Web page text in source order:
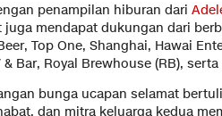
penampilan hiburan dari
mendapat dukungan dari
Top One, Shanghai, Hawai
Bar, Royal Brewhouse (RB),
bunga ucapan selamat
dan mitra keluarga kedua